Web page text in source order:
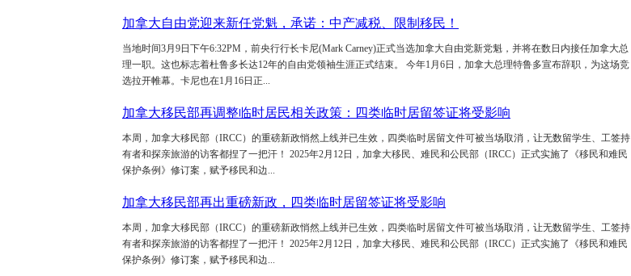
加拿大自由党迎来新任党魁，承诺：中产减税、限制移民！
当地时间3月9日下午6:32PM，前央行行长卡尼(Mark Carney)正式当选加拿大自由党新党魁，并将在数日内接任加拿大总
理一职。这也标志着杜鲁多长达12年的自由党领袖生涯正式结束。 今年1月6日，加拿大总理特鲁多宣布辞职，为这场竞
选拉开帷幕。卡尼也在1月16日正...
加拿大移民部再调整临时居民相关政策：四类临时居留签证将受影响
本周，加拿大移民部（IRCC）的重磅新政悄然上线并已生效，四类临时居留文件可被当场取消，让无数留学生、工签持
有者和探亲旅游的访客都捏了一把汗！ 2025年2月12日，加拿大移民、难民和公民部（IRCC）正式实施了《移民和难民
保护条例》修订案，赋予移民和边...
加拿大移民部再出重磅新政，四类临时居留签证将受影响
本周，加拿大移民部（IRCC）的重磅新政悄然上线并已生效，四类临时居留文件可被当场取消，让无数留学生、工签持
有者和探亲旅游的访客都捏了一把汗！ 2025年2月12日，加拿大移民、难民和公民部（IRCC）正式实施了《移民和难民
保护条例》修订案，赋予移民和边...